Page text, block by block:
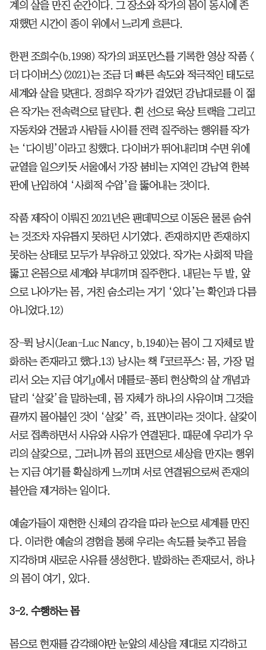
계의 살을 만진 순간이다. 그 장소와 작가의 몸이 동시에 존
재했던 시간이 종이 위에서 느리게 흐른다.
한편 조희수(b.1998) 작가의 퍼포먼스를 기록한 영상 작품 <
더 다이버스>(2021)는 조금 더 빠른 속도와 적극적인 태도로
세계와 살을 맞댄다. 정희우 작가가 걸었던 강남대로를 이 젊
은 작가는 전속력으로 달린다. 흰 선으로 육상 트랙을 그리고
자동차와 건물과 사람들 사이를 전력 질주하는 행위를 작가
는 ‘다이빙’이라고 칭했다. 다이버가 뛰어내리며 수면 위에
균열을 일으키듯 서울에서 가장 붐비는 지역인 강남역 한복
판에 난입하여 ‘사회적 수압’을 뚫어내는 것이다.
작품 제작이 이뤄진 2021년은 팬데믹으로 이동은 물론 숨쉬
는 것조차 자유롭지 못하던 시기였다. 존재하지만 존재하지
못하는 상태로 모두가 부유하고 있었다. 작가는 사회적 막을
뚫고 온몸으로 세계와 부대끼며 질주한다. 내딛는 두 발, 앞
으로 나아가는 몸, 거친 숨소리는 거기 ‘있다’는 확인과 다름
아니었다.12)
장-뤽 낭시(Jean-Luc Nancy, b.1940)는 몸이 그 자체로 발
화하는 존재라고 했다.13) 낭시는 책 『코르푸스: 몸, 가장 멀
리서 오는 지금 여기』에서 메를로-퐁티 현상학의 살 개념과
달리 ‘살갗’을 말하는데, 몸 자체가 하나의 사유이며 그것을
끝까지 몰아붙인 것이 ‘살갗’ 즉, 표면이라는 것이다. 살갗이
서로 접촉하면서 사유와 사유가 연결된다. 때문에 우리가 우
리의 살갗으로, 그러니까 몸의 표면으로 세상을 만지는 행위
는 지금 여기를 확실하게 느끼며 서로 연결됨으로써 존재의
불안을 제거하는 일이다.
예술가들이 재현한 신체의 감각을 따라 눈으로 세계를 만진
다. 이러한 예술의 경험을 통해 우리는 속도를 늦추고 몸을
지각하며 새로운 사유를 생성한다. 발화하는 존재로서, 하나
의 몸이 여기, 있다.
3-2. 수행하는 몸
몸으로 현재를 감각해야만 눈앞의 세상을 제대로 지각하고